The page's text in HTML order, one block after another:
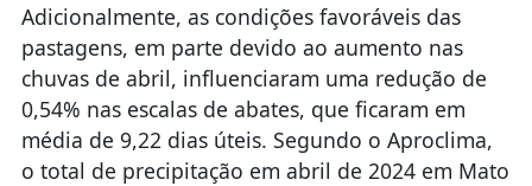
Adicionalmente, as condições favoráveis das
pastagens, em parte devido ao aumento nas
chuvas de abril, influenciaram uma redução de
0,54% nas escalas de abates, que ficaram em
média de 9,22 dias úteis. Segundo o Aproclima,
o total de precipitação em abril de 2024 em Mato